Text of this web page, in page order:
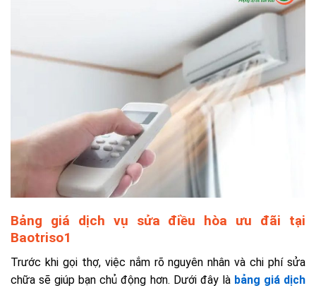
Bảng giá dịch vụ sửa điều hòa ưu đãi tại
Baotriso1
Trước khi gọi thợ, việc nắm rõ nguyên nhân và chi phí sửa
chữa sẽ giúp bạn chủ động hơn. Dưới đây là bảng giá dịch